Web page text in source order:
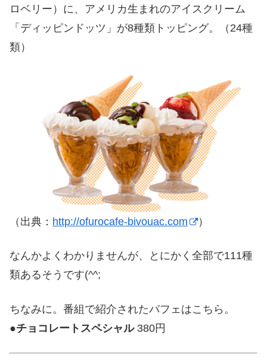
ロベリー）に、アメリカ生まれのアイスクリーム
「ディッピンドッツ」が8種類トッピング。（24種
類）
（出典： http://ofurocafe-bivouac.com ）
なんかよくわかりませんが、とにかく全部で111種
類あるそうです(^^;
ちなみに。番組で紹介されたパフェはこちら。
●チョコレートスペシャル380円